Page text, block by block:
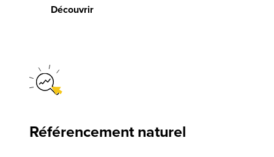
Découvrir
Référencement naturel